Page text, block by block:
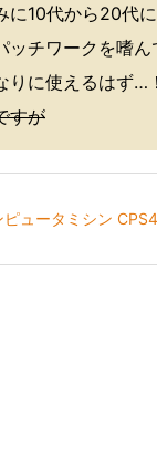
に10代から20代
ッチワークを嗜
りに使えるはず…！
すが
ュータミシン